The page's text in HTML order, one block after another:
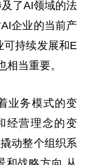
了AI领域的法
企业的当前产
可持续发展和E
相当重要。
业务模式的变
经营理念的变
动整个组织系